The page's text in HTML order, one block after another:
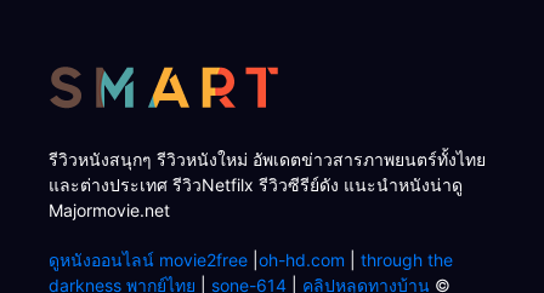
รีวิวหนังสนุกๆ รีวิวหนังใหม่ อัพเดตข่าวสารภาพยนตร์ทั้งไทย
และต่างประเทศ รีวิวNetfilx รีวิวซีรีย์ดัง แนะนำหนังน่าดู
Majormovie.net
ดูหนังออนไลน์ movie2free oh-hd.com
through the
darkness พากย์ไทย
sone-614 คลิปหลุดทางบ้าน ©